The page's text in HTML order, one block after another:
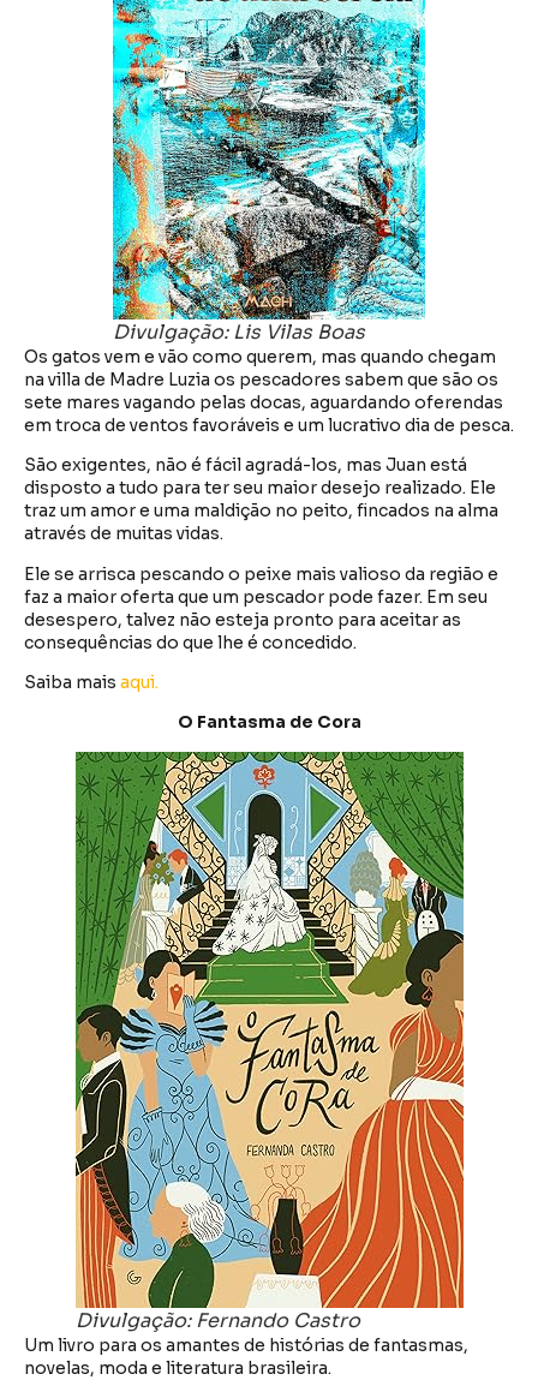
Divulgação: Lis Vilas Boas
Os gatos vem e vão como querem, mas quando chegam
na villa de Madre Luzia os pescadores sabem que são os
sete mares vagando pelas docas, aguardando oferendas
em troca de ventos favoráveis e um lucrativo dia de pesca.
São exigentes, não é fácil agradá-los, mas Juan está
disposto a tudo para ter seu maior desejo realizado. Ele
traz um amor e uma maldição no peito, fincados na alma
através de muitas vidas.
Ele se arrisca pescando o peixe mais valioso da região e
faz a maior oferta que um pescador pode fazer. Em seu
desespero, talvez não esteja pronto para aceitar as
consequências do que lhe é concedido.
Saiba mais aqui.
O Fantasma de Cora
Divulgação: Fernando Castro
Um livro para os amantes de histórias de fantasmas,
novelas, moda e literatura brasileira.